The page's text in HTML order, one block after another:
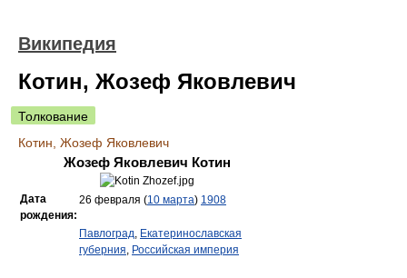
Википедия
Котин, Жозеф Яковлевич
Толкование
Котин, Жозеф Яковлевич
Жозеф Яковлевич Котин
Дата
рождения:
26 февраля (10 марта) 1908
Павлоград, Екатеринославская
губерния, Российская империя